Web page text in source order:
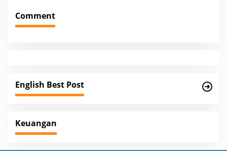
t
n
g
a
i
o
Comment
English Best Post
Keuangan